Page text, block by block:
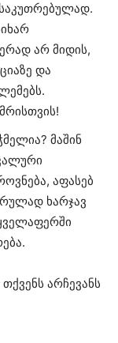
არ მიდის,
და
მაშინ
აფასებ
ხარჯავ
არჩევანს